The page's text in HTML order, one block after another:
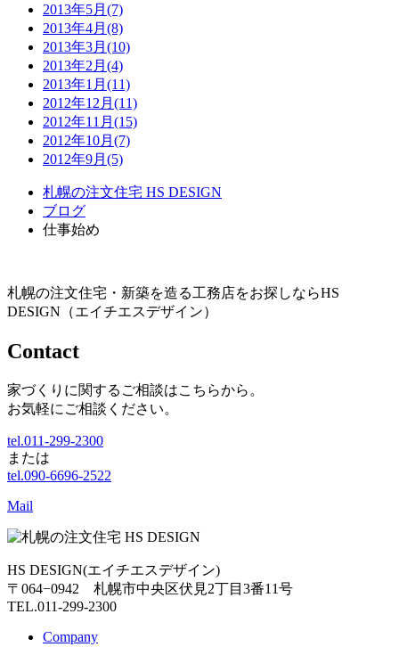
2013年5月(7)
2013年4月(8)
2013年3月(10)
2013年2月(4)
2013年1月(11)
2012年12月(11)
2012年11月(15)
2012年10月(7)
2012年9月(5)
札幌の注文住宅 HS DESIGN
ブログ
仕事始め
札幌の注文住宅・新築を造る工務店をお探しならHS
DESIGN（エイチエスデザイン）
Contact
家づくりに関するご相談はこちらから。
お気軽にご相談ください。
tel.011-299-2300
または
tel.090-6696-2522
Mail
HS DESIGN(エイチエスデザイン)
〒064−0942 札幌市中央区伏見2丁目3番11号
TEL.011-299-2300
Company